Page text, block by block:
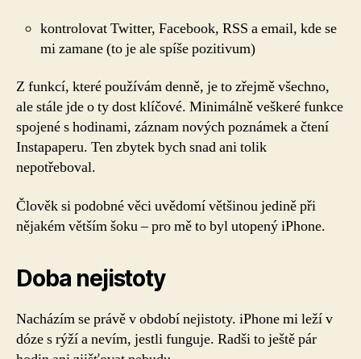
kontrolovat Twitter, Facebook, RSS a email, kde se
mi zamane (to je ale spíše pozitivum)
Z funkcí, které používám denně, je to zřejmě všechno,
ale stále jde o ty dost klíčové. Minimálně veškeré funkce
spojené s hodinami, záznam nových poznámek a čtení
Instapaperu. Ten zbytek bych snad ani tolik
nepotřeboval.
Člověk si podobné věci uvědomí většinou jedině při
nějakém větším šoku – pro mě to byl utopený iPhone.
Doba nejistoty
Nacházím se právě v období nejistoty. iPhone mi leží v
dóze s rýží a nevím, jestli funguje. Radši to ještě pár